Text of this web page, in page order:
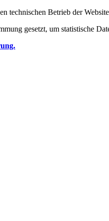
technischen Betrieb der
gesetzt, um statistische